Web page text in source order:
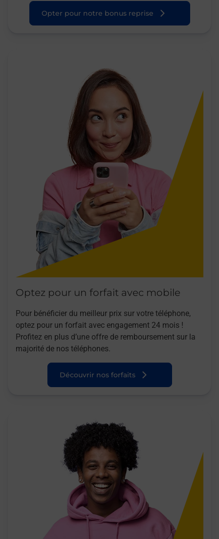
Opter pour notre bonus reprise
Optez pour un forfait avec mobile
Pour bénéficier du meilleur prix sur votre téléphone,
optez pour un forfait avec engagement 24 mois !
Profitez en plus d’une offre de remboursement sur la
majorité de nos téléphones.
Découvrir nos forfaits